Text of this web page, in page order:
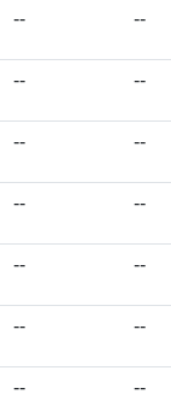
-- --
-- --
-- --
-- --
-- --
-- --
-- --